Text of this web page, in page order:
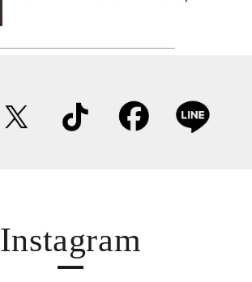
Instagram